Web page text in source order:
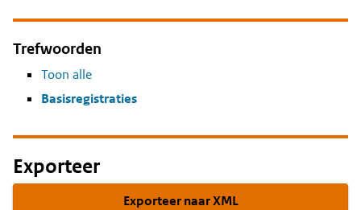
Trefwoorden
Toon alle
Basisregistraties
Exporteer
Exporteer naar XML